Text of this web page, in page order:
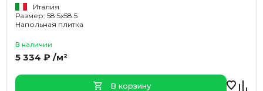
Италия
Размер: 58.5x58.5
Напольная плитка
В наличии
5 334 ₽ /м²
В корзину